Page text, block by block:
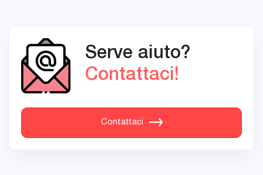
Serve aiuto?
Contattaci!
Contattaci